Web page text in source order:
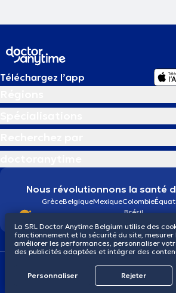
Téléchargez l’app
Nous révolutionnons la santé
GrèceBelgiqueMexiqueColombie
Brésil
Conditions généralesCookiesPolitique
© 2026 doctoranytime
La SRL Doctor Anytime Belgium utilise des
fonctionnement et la sécurité du site, mesurer
améliorer les performances, personnaliser
des publicités adaptées et intégrer des
Personnaliser Rejeter